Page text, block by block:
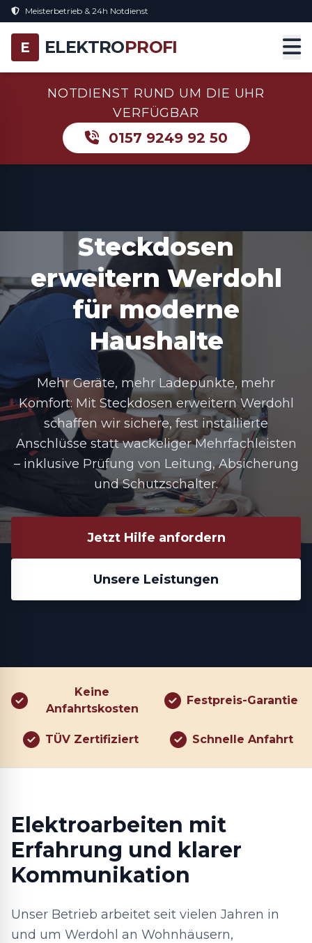
Meisterbetrieb & 24h Notdienst
E ELEKTROPROFI
NOTDIENST RUND UM DIE UHR
VERFÜGBAR
0157 9249 92 50
Steckdosen
erweitern Werdohl
für moderne
Haushalte
Mehr Geräte, mehr Ladepunkte, mehr
Komfort: Mit Steckdosen erweitern Werdohl
schaffen wir sichere, fest installierte
Anschlüsse statt wackeliger Mehrfachleisten
– inklusive Prüfung von Leitung, Absicherung
und Schutzschalter.
Jetzt Hilfe anfordern
Unsere Leistungen
Keine
Anfahrtskosten
Festpreis-Garantie
TÜV Zertifiziert Schnelle Anfahrt
Elektroarbeiten mit
Erfahrung und klarer
Kommunikation
Unser Betrieb arbeitet seit vielen Jahren in
und um Werdohl an Wohnhäusern,